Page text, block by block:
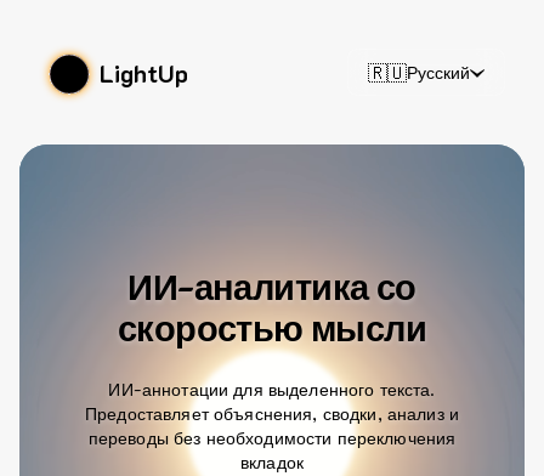
LightUp 🇷🇺Русский
ИИ-аналитика со
скоростью мысли
ИИ-аннотации для выделенного текста.
Предоставляет объяснения, сводки, анализ и
переводы без необходимости переключения
вкладок